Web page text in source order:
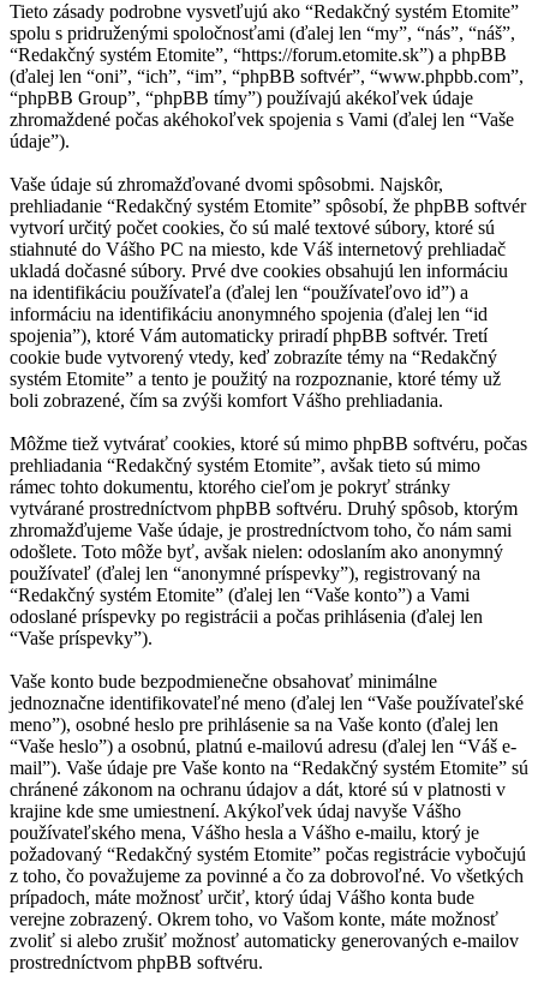
Tieto zásady podrobne vysvetľujú ako “Redakčný systém Etomite”
spolu s pridruženými spoločnosťami (ďalej len “my”, “nás”, “náš”,
“Redakčný systém Etomite”, “https://forum.etomite.sk”) a phpBB
(ďalej len “oni”, “ich”, “im”, “phpBB softvér”, “www.phpbb.com”,
“phpBB Group”, “phpBB tímy”) používajú akékoľvek údaje
zhromaždené počas akéhokoľvek spojenia s Vami (ďalej len “Vaše
údaje”).
Vaše údaje sú zhromažďované dvomi spôsobmi. Najskôr,
prehliadanie “Redakčný systém Etomite” spôsobí, že phpBB softvér
vytvorí určitý počet cookies, čo sú malé textové súbory, ktoré sú
stiahnuté do Vášho PC na miesto, kde Váš internetový prehliadač
ukladá dočasné súbory. Prvé dve cookies obsahujú len informáciu
na identifikáciu používateľa (ďalej len “používateľovo id”) a
informáciu na identifikáciu anonymného spojenia (ďalej len “id
spojenia”), ktoré Vám automaticky priradí phpBB softvér. Tretí
cookie bude vytvorený vtedy, keď zobrazíte témy na “Redakčný
systém Etomite” a tento je použitý na rozpoznanie, ktoré témy už
boli zobrazené, čím sa zvýši komfort Vášho prehliadania.
Môžme tiež vytvárať cookies, ktoré sú mimo phpBB softvéru, počas
prehliadania “Redakčný systém Etomite”, avšak tieto sú mimo
rámec tohto dokumentu, ktorého cieľom je pokryť stránky
vytvárané prostredníctvom phpBB softvéru. Druhý spôsob, ktorým
zhromažďujeme Vaše údaje, je prostredníctvom toho, čo nám sami
odošlete. Toto môže byť, avšak nielen: odoslaním ako anonymný
používateľ (ďalej len “anonymné príspevky”), registrovaný na
“Redakčný systém Etomite” (ďalej len “Vaše konto”) a Vami
odoslané príspevky po registrácii a počas prihlásenia (ďalej len
“Vaše príspevky”).
Vaše konto bude bezpodmienečne obsahovať minimálne
jednoznačne identifikovateľné meno (ďalej len “Vaše používateľské
meno”), osobné heslo pre prihlásenie sa na Vaše konto (ďalej len
“Vaše heslo”) a osobnú, platnú e-mailovú adresu (ďalej len “Váš e-
mail”). Vaše údaje pre Vaše konto na “Redakčný systém Etomite” sú
chránené zákonom na ochranu údajov a dát, ktoré sú v platnosti v
krajine kde sme umiestnení. Akýkoľvek údaj navyše Vášho
používateľského mena, Vášho hesla a Vášho e-mailu, ktorý je
požadovaný “Redakčný systém Etomite” počas registrácie vybočujú
z toho, čo považujeme za povinné a čo za dobrovoľné. Vo všetkých
prípadoch, máte možnosť určiť, ktorý údaj Vášho konta bude
verejne zobrazený. Okrem toho, vo Vašom konte, máte možnosť
zvoliť si alebo zrušiť možnosť automaticky generovaných e-mailov
prostredníctvom phpBB softvéru.